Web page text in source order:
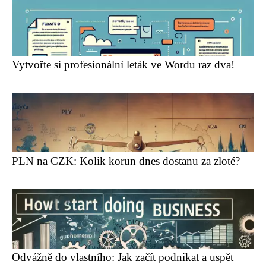
Vytvořte si profesionální leták ve Wordu raz dva!
PLN na CZK: Kolik korun dnes dostanu za zloté?
Odvážně do vlastního: Jak začít podnikat a uspět